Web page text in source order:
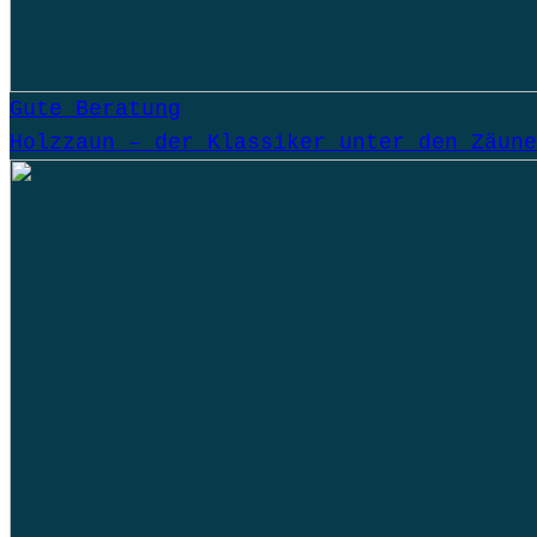
Gute Beratung
Holzzaun – der Klassiker unter den